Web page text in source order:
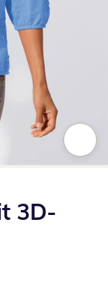
3D-